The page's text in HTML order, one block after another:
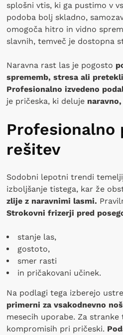
splošni vtis, ki ga pustimo v
podoba bolj skladno,
omogoča hitro in vidno
slavnih, temveč je dostopna
Naravna rast las je pogosto
sprememb, stresa ali
Profesionalno izvedeno
je pričeska, ki deluje
Profesionalno
rešitev
Sodobni lepotni trendi
izboljšanje tistega, kar že
zlije z naravnimi lasmi.
Strokovni frizerji pred
stanje las,
gostoto,
smer rasti
in pričakovani učinek.
Na podlagi tega izberejo
primerni za vsakodnevno
mesecih uporabe. Za
kompromisih pri pričeski.